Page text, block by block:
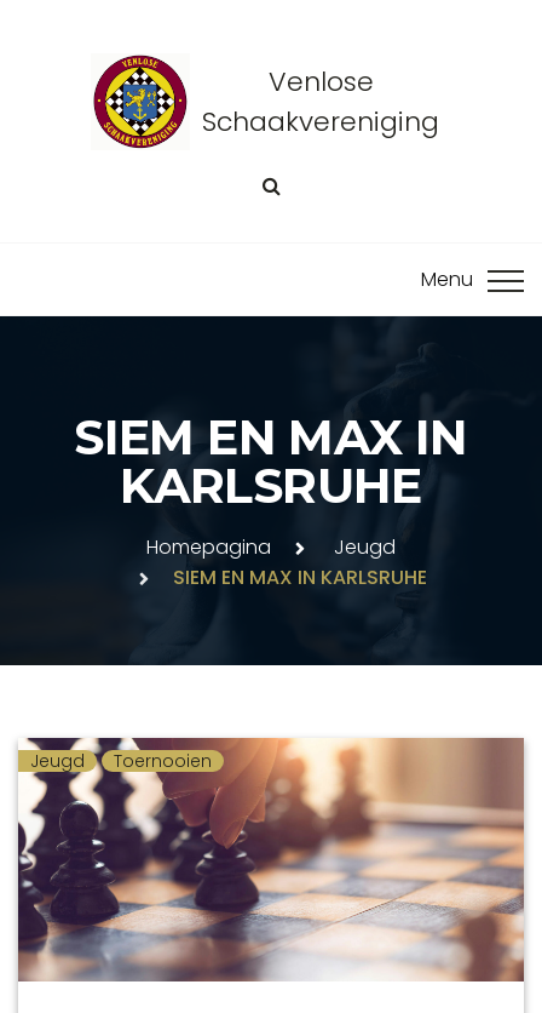
Venlose
Schaakvereniging
SIEM EN MAX IN
KARLSRUHE
Homepagina
Jeugd
SIEM EN MAX IN KARLSRUHE
Jeugd Toernooien